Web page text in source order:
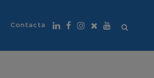
Contacta